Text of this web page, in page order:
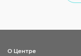
О Центре